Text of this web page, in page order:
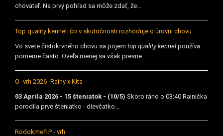
chovateľ. Na prvý pohľad sa môže zdať, že...
Top quality kennel: čo v skutočnosti rozhoduje o úrovni chovu
Vo svete čistokrvného chovu sa pojem top quality kennel používa
pomerne často. Oveľa menej sa však presne...
O -vrh 2026 -Rainy x Kita
03 Apríla 2026 - 15 šteniatok - (10/5) Skoro ráno o 03:40 Rainička
porodila prvé šteniatko - dievčatko...
Rodokmeň P - vrh